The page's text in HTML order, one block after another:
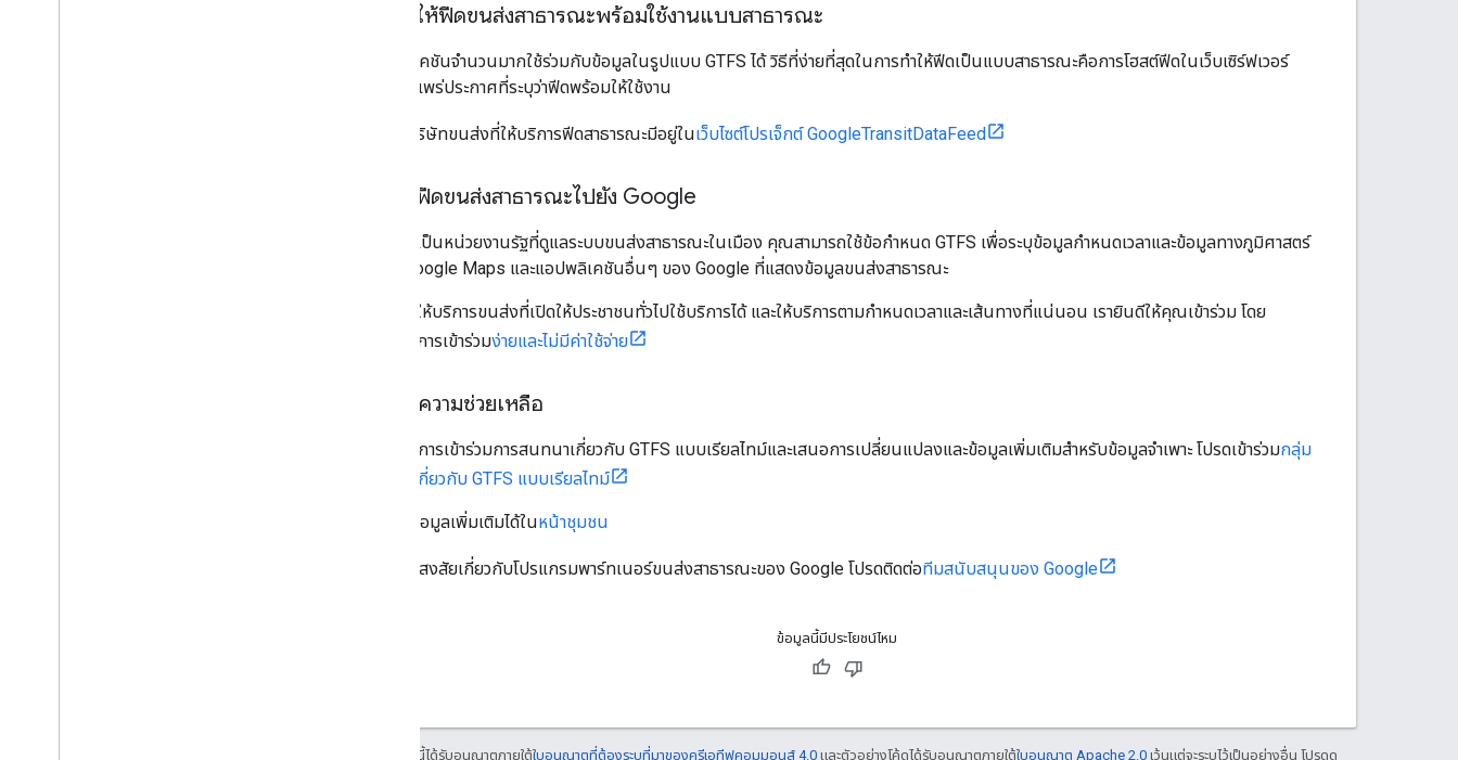
การทำให้ฟีดขนส่งสาธารณะพร้อมใช้งานแบบสาธารณะ
แอปพลิเคชันจำนวนมากใช้ร่วมกับข้อมูลในรูปแบบ GTFS ได้ วิธีที่ง่ายที่สุดในการทำให้ฟีดเป็นแบบสาธารณะคือการโฮสต์ฟีดในเว็บเซิร์ฟเวอร์
และเผยแพร่ประกาศที่ระบุว่าฟีดพร้อมให้ใช้งาน
รายชื่อบริษัทขนส่งที่ให้บริการฟีดสาธารณะมีอยู่ในเว็บไซต์โปรเจ็กต์ GoogleTransitDataFeed
การส่งฟีดขนส่งสาธารณะไปยัง Google
หากคุณเป็นหน่วยงานรัฐที่ดูแลระบบขนส่งสาธารณะในเมือง คุณสามารถใช้ข้อกำหนด GTFS เพื่อระบุข้อมูลกำหนดเวลาและข้อมูลทางภูมิศาสตร์
ให้กับ Google Maps และแอปพลิเคชันอื่นๆ ของ Google ที่แสดงข้อมูลขนส่งสาธารณะ
หากคุณให้บริการขนส่งที่เปิดให้ประชาชนทั่วไปใช้บริการได้ และให้บริการตามกำหนดเวลาและเส้นทางที่แน่นอน เรายินดีให้คุณเข้าร่วม โดย
กระบวนการเข้าร่วมง่ายและไม่มีค่าใช้จ่าย
การขอความช่วยเหลือ
หากต้องการเข้าร่วมการสนทนาเกี่ยวกับ GTFS แบบเรียลไทม์และเสนอการเปลี่ยนแปลงและข้อมูลเพิ่มเติมสำหรับข้อมูลจำเพาะ โปรดเข้าร่วมกลุ่ม
สนทนาเกี่ยวกับ GTFS แบบเรียลไทม์
ดูแหล่งข้อมูลเพิ่มเติมได้ในหน้าชุมชน
หากมีข้อสงสัยเกี่ยวกับโปรแกรมพาร์ทเนอร์ขนส่งสาธารณะของ Google โปรดติดต่อทีมสนับสนุนของ Google
ข้อมูลนี้มีประโยชน์ไหม
เนื้อหาของหน้าเว็บนี้ได้รับอนุญาตภายใต้ใบอนุญาตที่ต้องระบุที่มาของครีเอทีฟคอมมอนส์ 4.0 และตัวอย่างโค้ดได้รับอนุญาตภายใต้ใบอนุญาต Apache 2.0 เว้นแต่จะระบุไว้เป็นอย่างอื่น โปรดดู